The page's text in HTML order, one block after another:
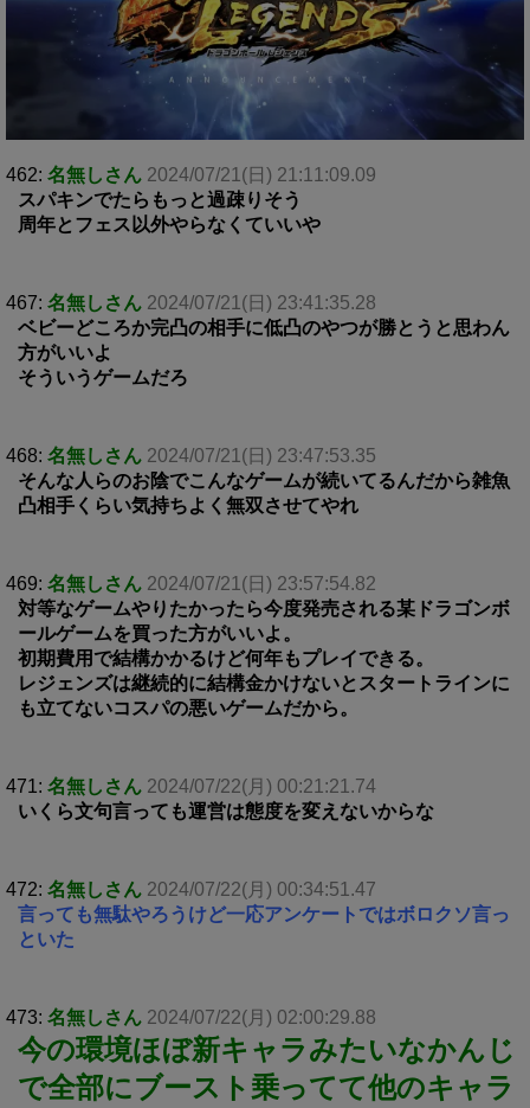
462: 名無しさん 2024/07/21(日) 21:11:09.09
スパキンでたらもっと過疎りそう
周年とフェス以外やらなくていいや
467: 名無しさん 2024/07/21(日) 23:41:35.28
ベビーどころか完凸の相手に低凸のやつが勝とうと思わん
方がいいよ
そういうゲームだろ
468: 名無しさん 2024/07/21(日) 23:47:53.35
そんな人らのお陰でこんなゲームが続いてるんだから雑魚
凸相手くらい気持ちよく無双させてやれ
469: 名無しさん 2024/07/21(日) 23:57:54.82
対等なゲームやりたかったら今度発売される某ドラゴンボ
ールゲームを買った方がいいよ。
初期費用で結構かかるけど何年もプレイできる。
レジェンズは継続的に結構金かけないとスタートラインに
も立てないコスパの悪いゲームだから。
471: 名無しさん 2024/07/22(月) 00:21:21.74
いくら文句言っても運営は態度を変えないからな
472: 名無しさん 2024/07/22(月) 00:34:51.47
言っても無駄やろうけど一応アンケートではボロクソ言っ
といた
473: 名無しさん 2024/07/22(月) 02:00:29.88
今の環境ほぼ新キャラみたいなかんじ
で全部にブースト乗ってて他のキャラ